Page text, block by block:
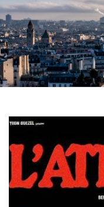
Documentaire
Drama
Fantasy
Horror
Kostuumdrama
Misdaad
Musical